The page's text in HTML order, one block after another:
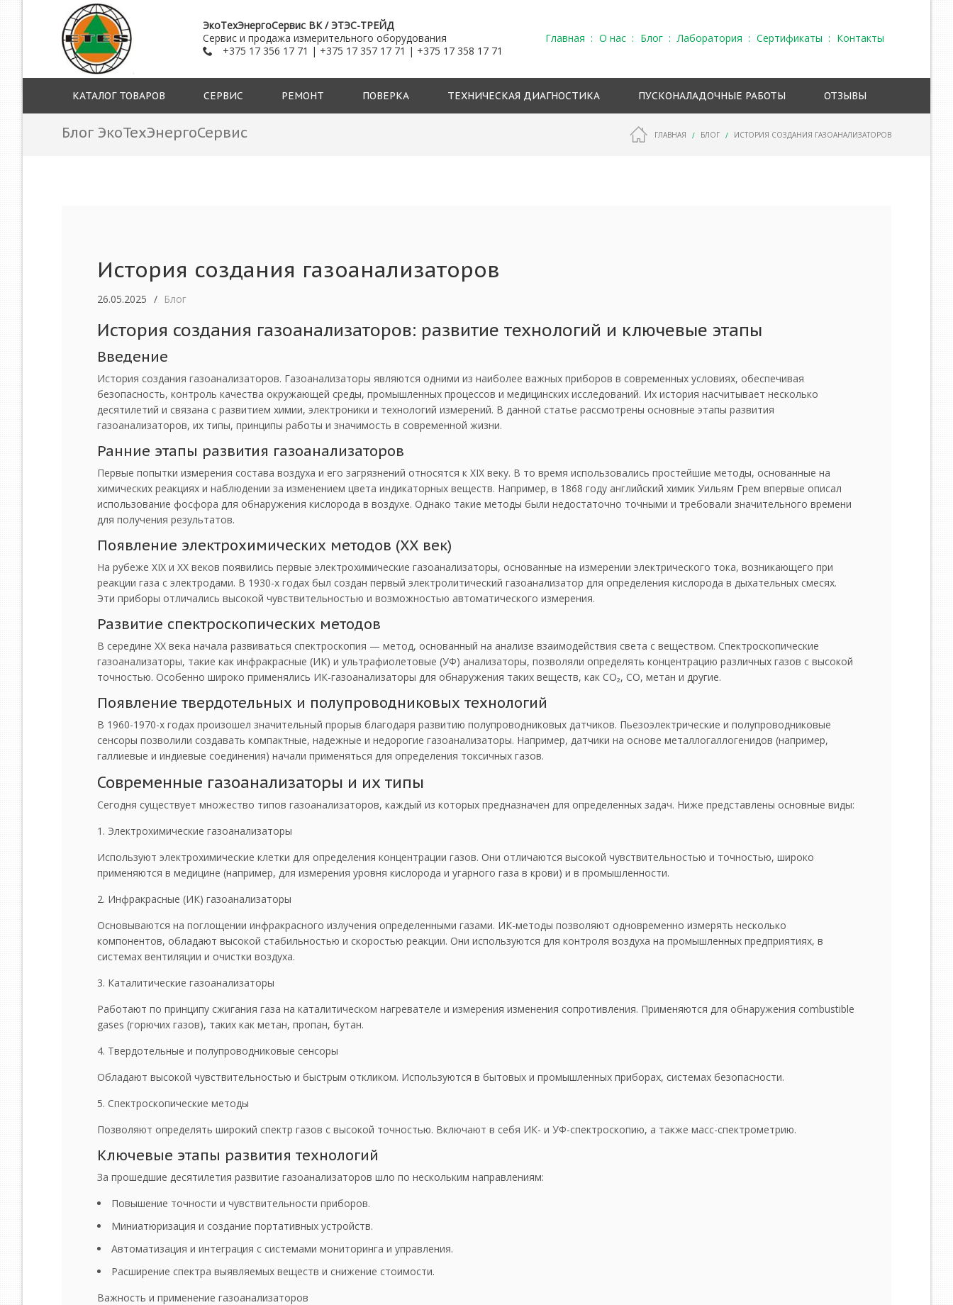
Главная О нас Блог Лаборатория Сертификаты Контакты
ЭкоТехЭнергоСервис ВК / ЭТЭС-ТРЕЙД
Сервис и продажа измерительного оборудования
+375 17 356 17 71 | +375 17 357 17 71 | +375 17 358 17 71
КАТАЛОГ ТОВАРОВ СЕРВИС РЕМОНТ ПОВЕРКА ТЕХНИЧЕСКАЯ ДИАГНОСТИКА ПУСКОНАЛАДОЧНЫЕ РАБОТЫ ОТЗЫВЫ
Блог ЭкоТехЭнергоСервис ГЛАВНАЯ БЛОГ ИСТОРИЯ СОЗДАНИЯ ГАЗОАНАЛИЗАТОРОВ
История создания газоанализаторов
26.05.2025 Блог
История создания газоанализаторов: развитие технологий и ключевые этапы
Введение
История создания газоанализаторов. Газоанализаторы являются одними из наиболее важных приборов в современных условиях, обеспечивая
безопасность, контроль качества окружающей среды, промышленных процессов и медицинских исследований. Их история насчитывает несколько
десятилетий и связана с развитием химии, электроники и технологий измерений. В данной статье рассмотрены основные этапы развития
газоанализаторов, их типы, принципы работы и значимость в современной жизни.
Ранние этапы развития газоанализаторов
Первые попытки измерения состава воздуха и его загрязнений относятся к XIX веку. В то время использовались простейшие методы, основанные на
химических реакциях и наблюдении за изменением цвета индикаторных веществ. Например, в 1868 году английский химик Уильям Грем впервые описал
использование фосфора для обнаружения кислорода в воздухе. Однако такие методы были недостаточно точными и требовали значительного времени
для получения результатов.
Появление электрохимических методов (XX век)
На рубеже XIX и XX веков появились первые электрохимические газоанализаторы, основанные на измерении электрического тока, возникающего при
реакции газа с электродами. В 1930-х годах был создан первый электролитический газоанализатор для определения кислорода в дыхательных смесях.
Эти приборы отличались высокой чувствительностью и возможностью автоматического измерения.
Развитие спектроскопических методов
В середине XX века начала развиваться спектроскопия — метод, основанный на анализе взаимодействия света с веществом. Спектроскопические
газоанализаторы, такие как инфракрасные (ИК) и ультрафиолетовые (УФ) анализаторы, позволяли определять концентрацию различных газов с высокой
точностью. Особенно широко применялись ИК-газоанализаторы для обнаружения таких веществ, как CO₂, CO, метан и другие.
Появление твердотельных и полупроводниковых технологий
В 1960-1970-х годах произошел значительный прорыв благодаря развитию полупроводниковых датчиков. Пьезоэлектрические и полупроводниковые
сенсоры позволили создавать компактные, надежные и недорогие газоанализаторы. Например, датчики на основе металлогаллогенидов (например,
галлиевые и индиевые соединения) начали применяться для определения токсичных газов.
Современные газоанализаторы и их типы
Сегодня существует множество типов газоанализаторов, каждый из которых предназначен для определенных задач. Ниже представлены основные виды:
Электрохимические газоанализаторы
Используют электрохимические клетки для определения концентрации газов. Они отличаются высокой чувствительностью и точностью, широко
применяются в медицине (например, для измерения уровня кислорода и угарного газа в крови) и в промышленности.
Инфракрасные (ИК) газоанализаторы
Основываются на поглощении инфракрасного излучения определенными газами. ИК-методы позволяют одновременно измерять несколько
компонентов, обладают высокой стабильностью и скоростью реакции. Они используются для контроля воздуха на промышленных предприятиях, в
системах вентиляции и очистки воздуха.
Каталитические газоанализаторы
Работают по принципу сжигания газа на каталитическом нагревателе и измерения изменения сопротивления. Применяются для обнаружения combustible
gases (горючих газов), таких как метан, пропан, бутан.
Твердотельные и полупроводниковые сенсоры
Обладают высокой чувствительностью и быстрым откликом. Используются в бытовых и промышленных приборах, системах безопасности.
Спектроскопические методы
Позволяют определять широкий спектр газов с высокой точностью. Включают в себя ИК- и УФ-спектроскопию, а также масс-спектрометрию.
Ключевые этапы развития технологий
За прошедшие десятилетия развитие газоанализаторов шло по нескольким направлениям:
Повышение точности и чувствительности приборов.
Миниатюризация и создание портативных устройств.
Автоматизация и интеграция с системами мониторинга и управления.
Расширение спектра выявляемых веществ и снижение стоимости.
Важность и применение газоанализаторов